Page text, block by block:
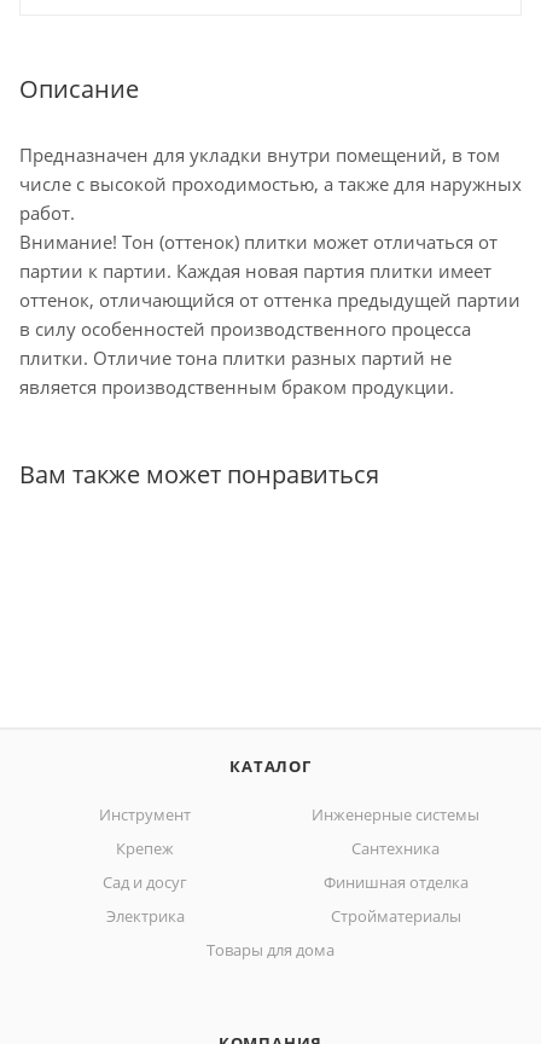
Описание
Предназначен для укладки внутри помещений, в том
числе с высокой проходимостью, а также для наружных
работ.
Внимание! Тон (оттенок) плитки может отличаться от
партии к партии. Каждая новая партия плитки имеет
оттенок, отличающийся от оттенка предыдущей партии
в силу особенностей производственного процесса
плитки. Отличие тона плитки разных партий не
является производственным браком продукции.
Вам также может понравиться
КАТАЛОГ
Инструмент
Инженерные системы
Крепеж
Сантехника
Сад и досуг
Финишная отделка
Электрика
Стройматериалы
Товары для дома